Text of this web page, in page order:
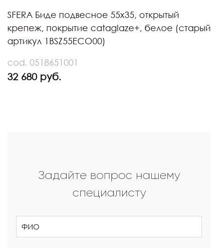
SFERA Биде подвесное 55х35, открытый
крепеж, покрытие cataglaze+, белое (старый
артикул 1BSZ55ECO00)
cod. 0518651001
32 680 руб.
Задайте вопрос нашему
специалисту